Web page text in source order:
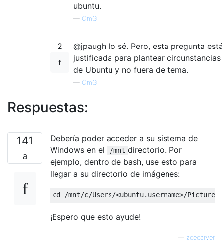
ubuntu.
— OmG
2
@jpaugh lo sé. Pero, esta pregunta
justificada para plantear circunstancias
de Ubuntu y no fuera de tema.
— OmG
Respuestas:
141
Debería poder acceder a su sistema de
Windows en el
/mnt directorio. Por
ejemplo, dentro de bash, use esto para
llegar a su directorio de imágenes:
cd /mnt/c/Users/<ubuntu. username>/Pictures
¡Espero que esto ayude!
zoecarver